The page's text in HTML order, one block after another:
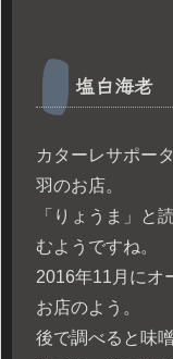
塩白海老
カターレサポー
羽のお店。
「りょうま」と
むようですね。
2016年11月にオ
お店のよう。
後で調べると味